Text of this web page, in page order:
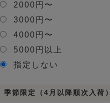
2000円〜
3000円〜
4000円〜
5000円以上
指定しない
季節限定（4月以降順次入荷）